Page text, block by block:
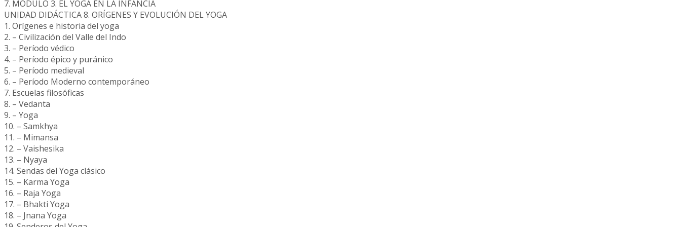
7. MÓDULO 3. EL YOGA EN LA INFANCIA
UNIDAD DIDÁCTICA 8. ORÍGENES Y EVOLUCIÓN DEL YOGA
1. Orígenes e historia del yoga
2. – Civilización del Valle del Indo
3. – Período védico
4. – Período épico y puránico
5. – Período medieval
6. – Período Moderno contemporáneo
7. Escuelas filosóficas
8. – Vedanta
9. – Yoga
10. – Samkhya
11. – Mimansa
12. – Vaishesika
13. – Nyaya
14. Sendas del Yoga clásico
15. – Karma Yoga
16. – Raja Yoga
17. – Bhakti Yoga
18. – Jnana Yoga